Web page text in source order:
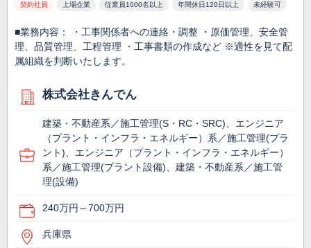
契約社員 上場企業 従業員1000名以上 年間休日120日以上 未経験可
■業務内容： ・工事関係者への連絡・調整 ・原価管理、安全管
理、品質管理、工程管理 ・工事書類の作成など ※適性を見て配
属組織を判断いたします。
株式会社きんでん
建築・不動産系／施工管理(S・RC・SRC)、エンジニア
（プラント・インフラ・エネルギー）系／施工管理(プラ
ント)、エンジニア（プラント・インフラ・エネルギー）
系／施工管理(プラント設備)、建築・不動産系／施工管
理(設備)
240万円～700万円
兵庫県